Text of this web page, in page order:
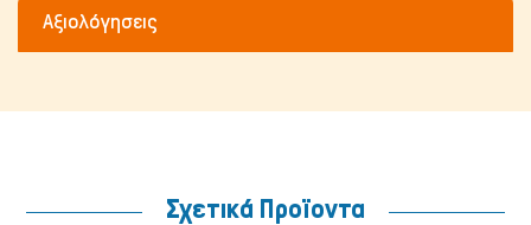
Αξιολόγησεις
Σχετικά Προϊοντα